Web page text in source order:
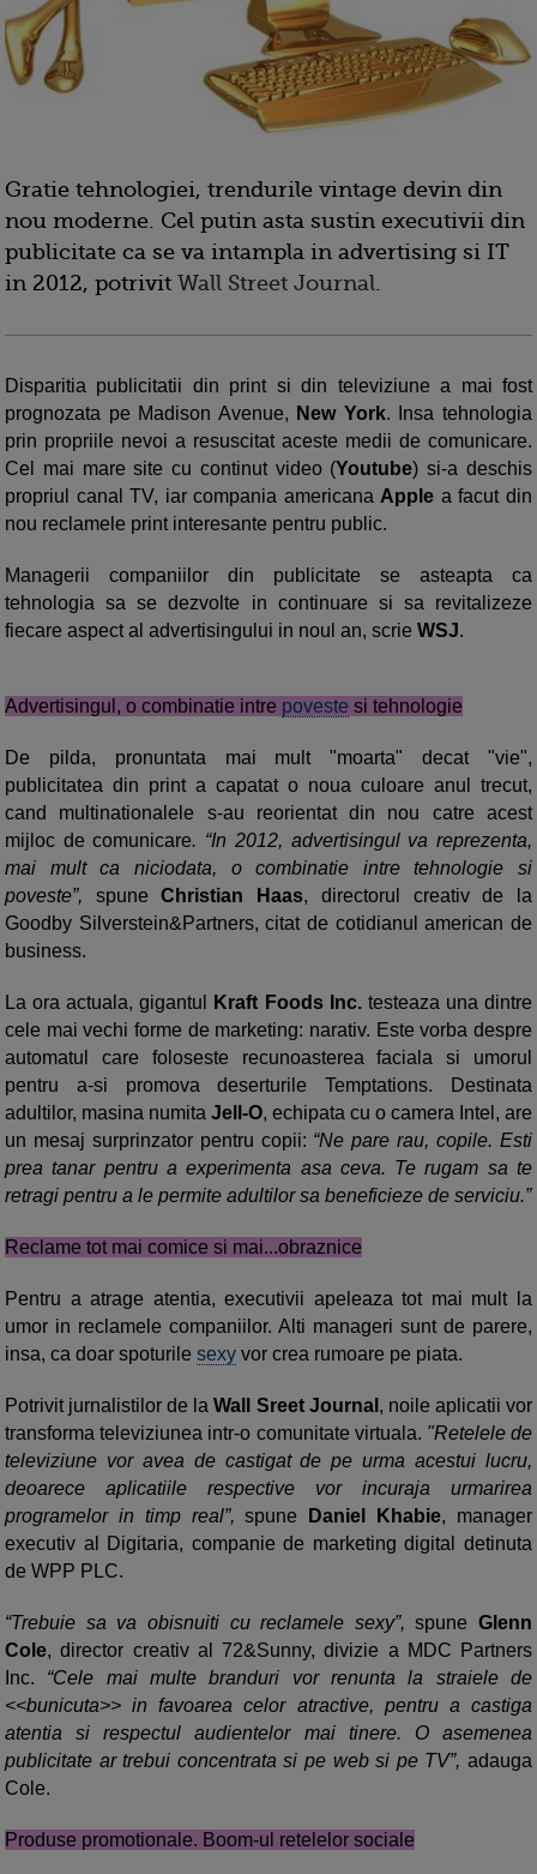
Gratie tehnologiei, trendurile vintage devin din
nou moderne. Cel putin asta sustin executivii din
publicitate ca se va intampla in advertising si IT
in 2012, potrivit Wall Street Journal.
Disparitia publicitatii din print si din televiziune a mai fost
prognozata pe Madison Avenue, New York. Insa tehnologia
prin propriile nevoi a resuscitat aceste medii de comunicare.
Cel mai mare site cu continut video (Youtube) si-a deschis
propriul canal TV, iar compania americana Apple a facut din
nou reclamele print interesante pentru public.
Managerii companiilor din publicitate se asteapta ca
tehnologia sa se dezvolte in continuare si sa revitalizeze
fiecare aspect al advertisingului in noul an, scrie WSJ.
Advertisingul, o combinatie intre poveste si tehnologie
De pilda, pronuntata mai mult "moarta" decat "vie",
publicitatea din print a capatat o noua culoare anul trecut,
cand multinationalele s-au reorientat din nou catre acest
mijloc de comunicare. “In 2012, advertisingul va reprezenta,
mai mult ca niciodata, o combinatie intre tehnologie si
poveste”, spuneChristian Haas, directorul creativ de la
Goodby Silverstein&Partners, citat de cotidianul american de
business.
La ora actuala, gigantul Kraft Foods Inc.testeaza una dintre
cele mai vechi forme de marketing: narativ. Este vorba despre
automatul care foloseste recunoasterea faciala si umorul
pentru a-si promova deserturile Temptations. Destinata
adultilor, masina numita Jell-O, echipata cu o camera Intel, are
un mesaj surprinzator pentru copii: “Ne pare rau, copile. Esti
prea tanar pentru a experimenta asa ceva. Te rugam sa te
retragi pentru a le permite adultilor sa beneficieze de serviciu.”
Reclame tot mai comice si mai...obraznice
Pentru a atrage atentia, executivii apeleaza tot mai mult la
umor in reclamele companiilor. Alti manageri sunt de parere,
insa, ca doar spoturile sexy vor crea rumoare pe piata.
Potrivit jurnalistilor de laWall Sreet Journal , noile aplicatii vor
transforma televiziunea intr-o comunitate virtuala. "Retelele de
televiziune vor avea de castigat de pe urma acestui lucru,
deoarece aplicatiile respective vor incuraja urmarirea
programelor in timp real”, spune Daniel Khabie, manager
executiv al Digitaria, companie de marketing digital detinuta
de WPP PLC.
“Trebuie sa va obisnuiti cu reclamele sexy”, spune Glenn
Cole, director creativ al 72&Sunny, divizie a MDC Partners
Inc. “Cele mai multe branduri vor renunta la straiele de
<<bunicuta>> in favoarea celor atractive, pentru a castiga
atentia si respectul audientelor mai tinere. O asemenea
publicitate ar trebui concentrata si pe web si pe TV”, adauga
Cole.
Produse promotionale. Boom-ul retelelor sociale